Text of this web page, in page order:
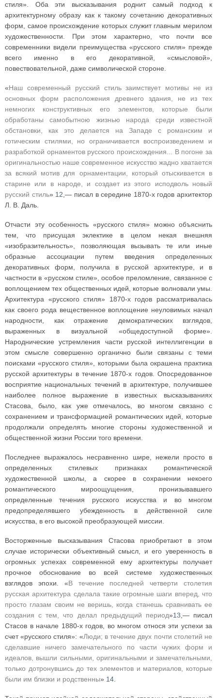
стиля». Оба эти высказывания роднит самый подход к
архитектурному образу как к такому сочетанию декоративных
форм, самое происхождение которых служит главным мерилом
художественности. При этом характерно, что почти все
современники видели преимущества «русского стиля» прежде
всего именно в его декоративной, «смысловой»,
повествовательной, даже символической стороне.
«Наш современный русский стиль заимствует мотивы не из
основных форм расположения древнего здания, не из тех
немногих конструктивных его элементов, которые были
обработаны самобытною жизнью народа среди известной
обстановки, как это делается на Западе с романским и
готическим стилями, но ограничивается воспроизведением и
разработкой орнаментов русского происхождения... В погоне за
оригинальностью наше современное искусство жадно хватается
за всякий мотив для орнаментации, который отыскивается в
старине или в народе, и создает из этого исподволь новый
русский стиль» 12 ,— писал в середине 1870-х годов архитектор
Л. В. Даль.
Отчасти эту особенность «русского стиля» можно объяснить
тем, что присущая эклектике в целом некая внешняя
«изобразительность», позволяющая вызывать те или иные
образные ассоциации путем введения определенных
декоративных форм, получила в русской архитектуре, и в
частности в «русском стиле», особое преломление, связанное с
воплощением тех общественных идей, которые волновали умы.
Архитектура «русского стиля» 1870-х годов рассматривалась
как своего рода вещественное воплощение неуловимых начал
народности, как отражение демократических взглядов,
выраженных в визуальной «общедоступной форме».
Народнические устремления части русской интеллигенции в
этом смысле совершенно органично были связаны с теми
поисками «русского стиля», которыми была окрашена практика
русской архитектуры в течение 1870-х годов. Опосредованное
восприятие национальных течений в архитектуре, получившее
наиболее полное выражение в известных высказываниях
Стасова, было, как уже отмечалось, во многом связано с
сохранением и трансформацией романтических идей, которые
продолжали определять многие стороны художественной и
общественной жизни России того времени.
Последнее выражалось несравненно шире, нежели просто в
определенных стилевых признаках романтической
художественной школы, а скорее в сохранении некоего
романтического мироощущения, пронизывавшего
определенные течения русского искусства и во многом
предопределявшего убежденность в действенной силе
искусства, в его высокой преобразующей миссии.
Восторженные высказывания Стасова приобретают в этом
случае исторически объективный смысл, и его уверенность в
огромных успехах современной ему архитектуры получает
прочное обоснование во всей системе художественных
взглядов эпохи. «В течение последней четверти столетия
русская архитектура сделала такие огромные шаги вперед, что
просто глазам своим не веришь, когда станешь сравнивать ее
создания с тем, что делал предыдущий период»13 ,— писал
Стасов в начале 1880-х годов, во многом относя эти успехи за
счет «русского стиля»: «Люди; в течение двух почти столетий не
сделавшие ничего замечательного по части чужих форм и
идеалов, вышли сильными, оригинальными и замечательными,
только дотронувшись до тех элементов и материалов, которые
были им близки и родственны» 14